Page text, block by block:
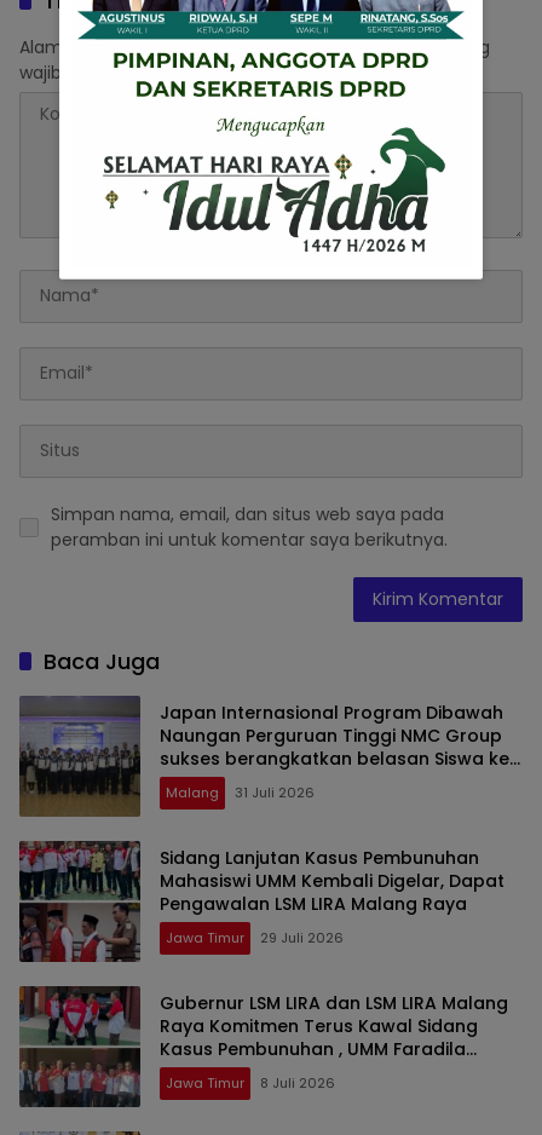
Alamat email Anda tidak akan dipublikasikan. Ruas yang
wajib ditandai*
Simpan nama, email, dan situs web saya pada
peramban ini untuk komentar saya berikutnya.
Baca Juga
Japan Internasional Program Dibawah
Naungan Perguruan Tinggi NMC Group
sukses berangkatkan belasan Siswa ke
Jepang
Malang 31 Juli 2026
Sidang Lanjutan Kasus Pembunuhan
Mahasiswi UMM Kembali Digelar, Dapat
Pengawalan LSM LIRA Malang Raya
Jawa Timur 29 Juli 2026
Gubernur LSM LIRA dan LSM LIRA Malang
Raya Komitmen Terus Kawal Sidang
Kasus Pembunuhan , UMM Faradila
Amalia Najwa,
Jawa Timur 8 Juli 2026